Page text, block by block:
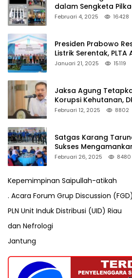
dalam Sengketa
Februari 4, 2025 16428
Presiden Prabowo
Listrik Serentak,
Januari 21, 2025 15119
Jaksa Agung
Korupsi Kehutanan,
Pengusutan Pajak RAPP
Februari 12, 2025 8802
Satgas Karang
Sukses
VII Karang Taruna
Februari 26, 2025 8480
Kepemimpinan Saipullah-atikah
. Acara Forum Grup Discussion (FGD)
PLN Unit Induk Distribusi (UID) Riau
dan Nefrologi
Jantung